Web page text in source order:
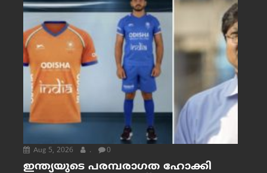
Aug 5, 2026 . 0
ഇന്ത്യയുടെ പരമ്പരാഗത ഹോക്കി